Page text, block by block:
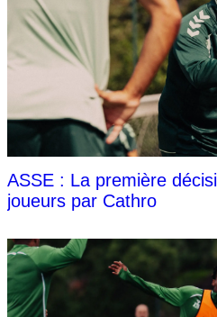
ASSE : La première
joueurs par Cathro